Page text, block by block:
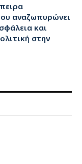
αναζωπυρώνει
και
στην